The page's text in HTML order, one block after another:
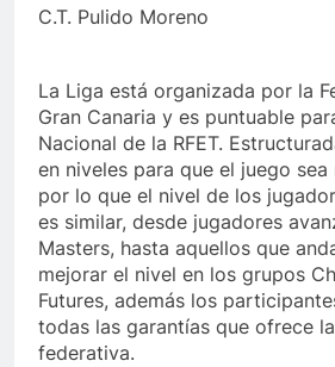
C.T. Pulido Moreno
La Liga está organizada por la
Gran Canaria y es puntuable
Nacional de la RFET.
en niveles para que el juego
por lo que el nivel de los
es similar, desde jugadores
Masters, hasta aquellos que
mejorar el nivel en los grupos
Futures, además los
todas las garantías que ofrece
federativa.